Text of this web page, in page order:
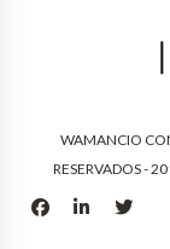
WAMANCIO
RESERVADOS -